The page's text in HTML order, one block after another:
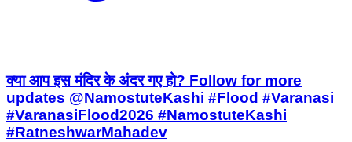
क्या आप इस मंदिर के अंदर गए हो? Follow for more
updates @NamostuteKashi #Flood #Varanasi
#VaranasiFlood2026 #NamostuteKashi
#RatneshwarMahadev